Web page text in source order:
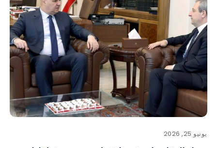
يونيو 25, 2026